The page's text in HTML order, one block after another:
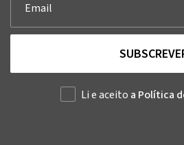
Li e aceito a Política